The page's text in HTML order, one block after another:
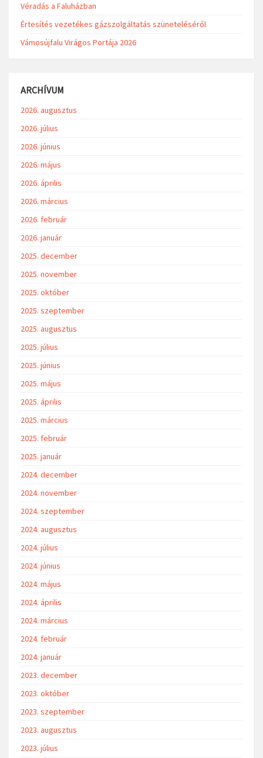
Véradás a Faluházban
Értesítés vezetékes gázszolgáltatás szüneteléséről
Vámosújfalu Virágos Portája 2026
ARCHÍVUM
2026. augusztus
2026. július
2026. június
2026. május
2026. április
2026. március
2026. február
2026. január
2025. december
2025. november
2025. október
2025. szeptember
2025. augusztus
2025. július
2025. június
2025. május
2025. április
2025. március
2025. február
2025. január
2024. december
2024. november
2024. szeptember
2024. augusztus
2024. július
2024. június
2024. május
2024. április
2024. március
2024. február
2024. január
2023. december
2023. október
2023. szeptember
2023. augusztus
2023. július